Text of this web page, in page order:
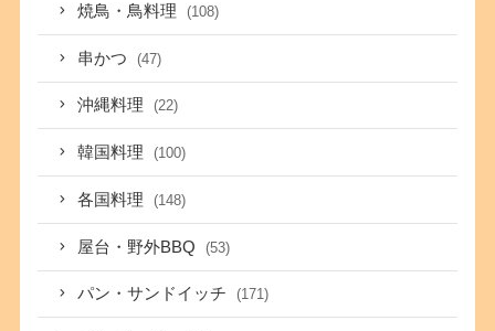
焼鳥・鳥料理 (108)
串かつ (47)
沖縄料理 (22)
韓国料理 (100)
各国料理 (148)
屋台・野外BBQ (53)
パン・サンドイッチ (171)